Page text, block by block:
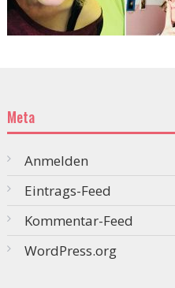
Meta
Anmelden
Eintrags-Feed
Kommentar-Feed
WordPress.org